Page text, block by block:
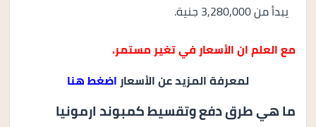
يبدأ من 3,280,000 جنية.
مع العلم ان الأسعار في تغير مستمر.
لمعرفة المزيد عن الأسعاراضغط هنا
ما هي طرق دفع وتقسيط كمبوند ارمونيا